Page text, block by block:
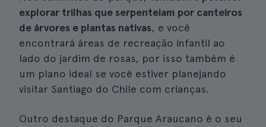
explorar trilhas que serpenteiam por canteiros
de árvores e plantas nativas, e você
encontrará áreas de recreação infantil ao
lado do jardim de rosas, por isso também é
um plano ideal se você estiver planejando
visitar Santiago do Chile com crianças.
Outro destaque do Parque Araucano é o seu